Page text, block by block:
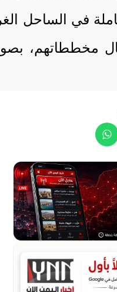
في الساحل
مخططاتهم،